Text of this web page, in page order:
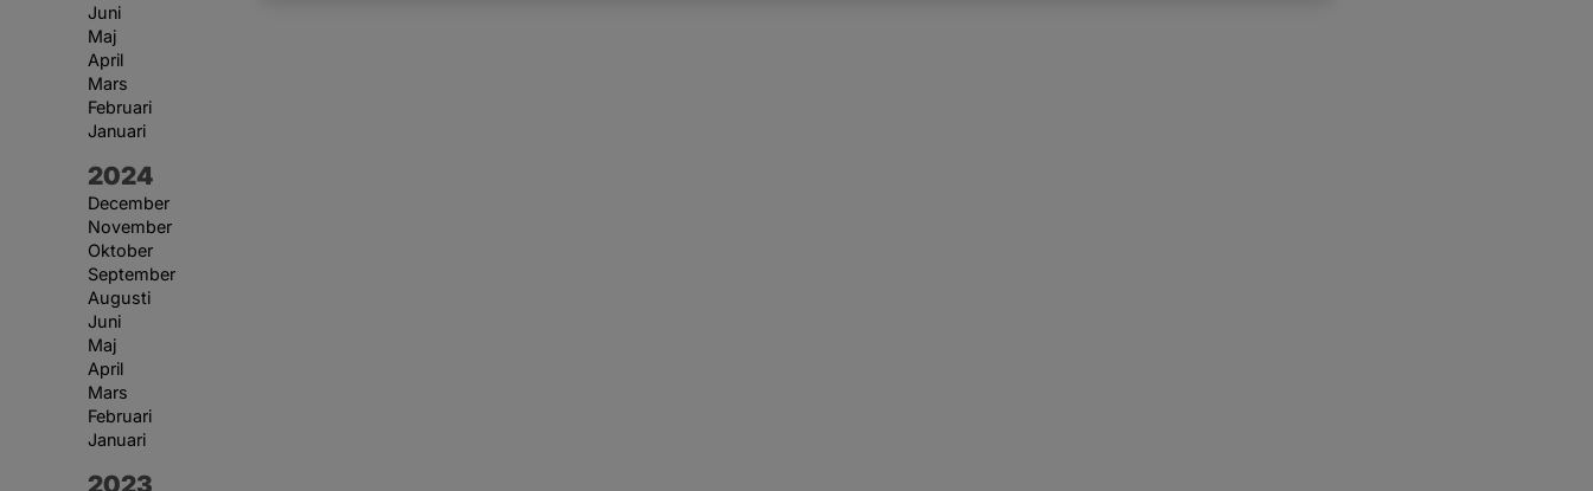
Juni
Maj
April
Mars
Februari
Januari
År:
2024
December
November
Oktober
September
Augusti
Juni
Maj
April
Mars
Februari
Januari
År:
2023